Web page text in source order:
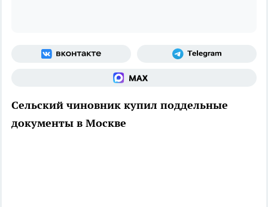
Сельский чиновник купил поддельные
документы в Москве